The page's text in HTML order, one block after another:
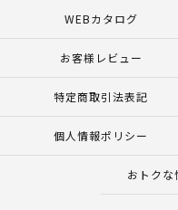
WEBカタログ
お客様レビュー
特定商取引法表記
個人情報ポリシー
おトク